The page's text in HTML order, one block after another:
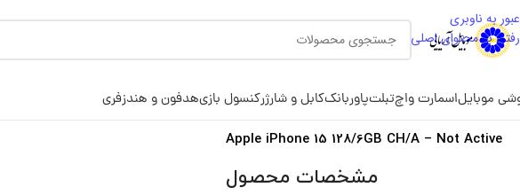
عبور به ناوبری
رفتن به محتوای اصلی
موبایلاسمارت واچتبلتپاوربانککابل و شارژرکنسول بازیهدفون و هندزفری
Apple iPhone 15 128/6GB CH/A – Not Active
مشخصات محصول